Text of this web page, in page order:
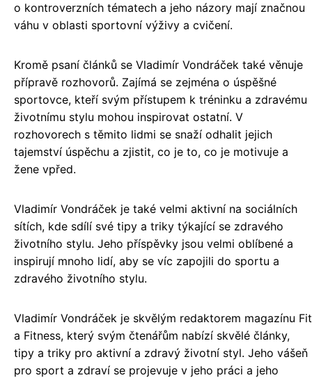
o kontroverzních tématech a jeho názory mají značnou
váhu v oblasti sportovní výživy a cvičení.
Kromě psaní článků se Vladimír Vondráček také věnuje
přípravě rozhovorů. Zajímá se zejména o úspěšné
sportovce, kteří svým přístupem k tréninku a zdravému
životnímu stylu mohou inspirovat ostatní. V
rozhovorech s těmito lidmi se snaží odhalit jejich
tajemství úspěchu a zjistit, co je to, co je motivuje a
žene vpřed.
Vladimír Vondráček je také velmi aktivní na sociálních
sítích, kde sdílí své tipy a triky týkající se zdravého
životního stylu. Jeho příspěvky jsou velmi oblíbené a
inspirují mnoho lidí, aby se víc zapojili do sportu a
zdravého životního stylu.
Vladimír Vondráček je skvělým redaktorem magazínu Fit
a Fitness, který svým čtenářům nabízí skvělé články,
tipy a triky pro aktivní a zdravý životní styl. Jeho vášeň
pro sport a zdraví se projevuje v jeho práci a jeho